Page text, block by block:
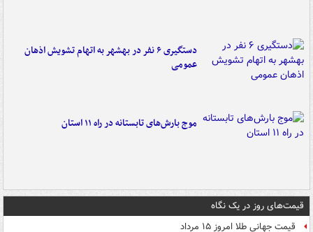
دستگیری ۶ نفر در بهشهر به اتهام تشویش اذهان
عمومی
موج بارش‌های تابستانه در راه ۱۱ استان
قیمت‌های روز در یک نگاه
قیمت جهانی طلا امروز ۱۵ مرداد